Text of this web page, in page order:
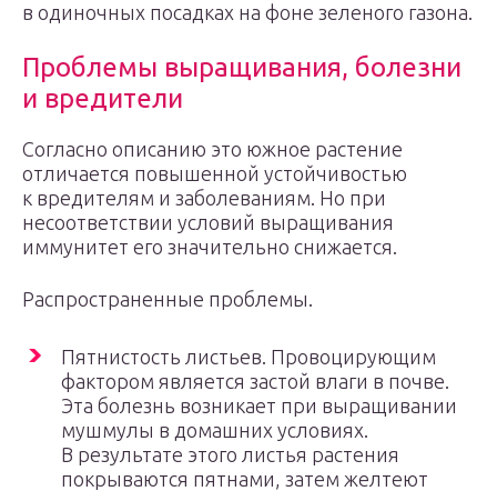
в одиночных посадках на фоне зеленого газона.
Проблемы выращивания, болезни
и вредители
Согласно описанию это южное растение
отличается повышенной устойчивостью
к вредителям и заболеваниям. Но при
несоответствии условий выращивания
иммунитет его значительно снижается.
Распространенные проблемы.
Пятнистость листьев. Провоцирующим
фактором является застой влаги в почве.
Эта болезнь возникает при выращивании
мушмулы в домашних условиях.
В результате этого листья растения
покрываются пятнами, затем желтеют